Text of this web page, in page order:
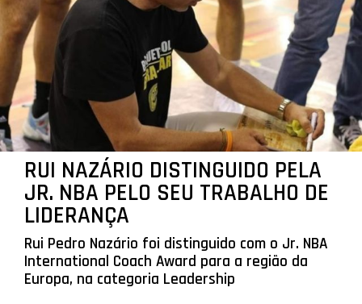
RUI NAZÁRIO DISTINGUIDO PELA
JR. NBA PELO SEU TRABALHO DE
LIDERANÇA
Rui Pedro Nazário foi distinguido com o Jr. NBA
International Coach Award para a região da
Europa, na categoria Leadership